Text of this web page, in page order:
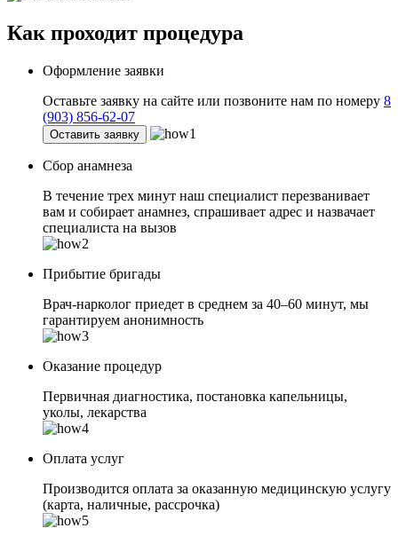
Как проходит процедура
Оформление заявки
Оставьте заявку на сайте или позвоните нам по номеру 8
(903) 856-62-07
Оставить заявку
Сбор анамнеза
В течение трех минут наш специалист перезванивает
вам и собирает анамнез, спрашивает адрес и назвачает
специалиста на вызов
Прибытие бригады
Врач-нарколог приедет в среднем за 40–60 минут, мы
гарантируем анонимность
Оказание процедур
Первичная диагностика, постановка капельницы,
уколы, лекарства
Оплата услуг
Производится оплата за оказанную медицинскую услугу
(карта, наличные, рассрочка)